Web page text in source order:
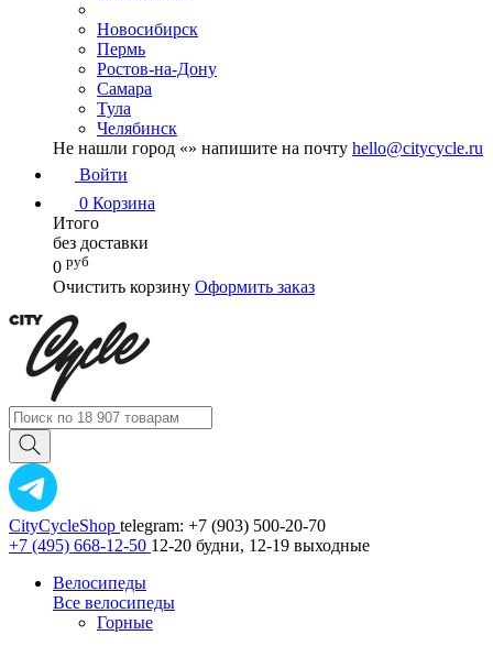
Новосибирск
Пермь
Ростов-на-Дону
Самара
Тула
Челябинск
Не нашли город «» напишите на почту hello@citycycle.ru
Войти
0 Корзина
Итого
без доставки
0 руб
Очистить корзину Оформить заказ
CityCycleShop telegram: +7 (903) 500-20-70
+7 (495) 668-12-50 12-20 будни, 12-19 выходные
Велосипеды
Все велосипеды
Горные